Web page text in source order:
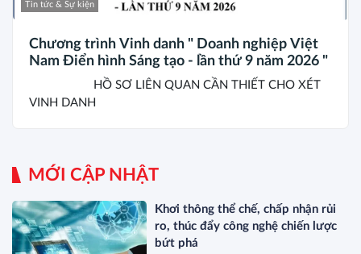
Tin tức & Sự kiện
Chương trình Vinh danh " Doanh nghiệp Việt
Nam Điển hình Sáng tạo - lần thứ 9 năm 2026 "
HỒ SƠ LIÊN QUAN CẦN THIẾT CHO XÉT
VINH DANH
MỚI CẬP NHẬT
Khơi thông thể chế, chấp nhận rủi
ro, thúc đẩy công nghệ chiến lược
bứt phá